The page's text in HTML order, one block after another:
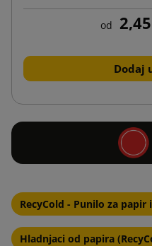
od
Dodaj
RecyCold - Punilo za
Hladnjaci od papira